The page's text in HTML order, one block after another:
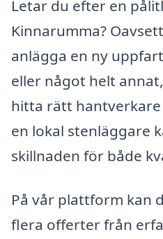
Letar du efter en
Kinnarumma?
anlägga en ny
eller något helt
hitta rätt
en lokal stenläggare
skillnaden för både
På vår plattform kan
flera offerter från